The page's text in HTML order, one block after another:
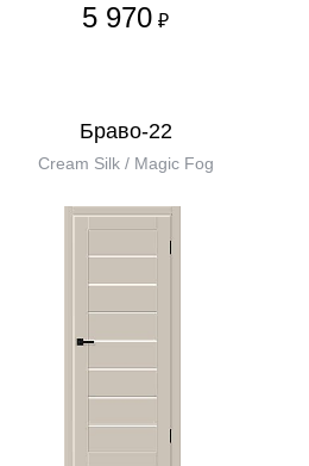
5 970 ₽
Браво-22
Cream Silk / Magic Fog